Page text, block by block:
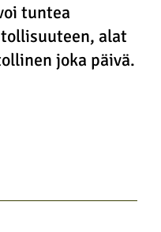
tuntea
alat
joka päivä.